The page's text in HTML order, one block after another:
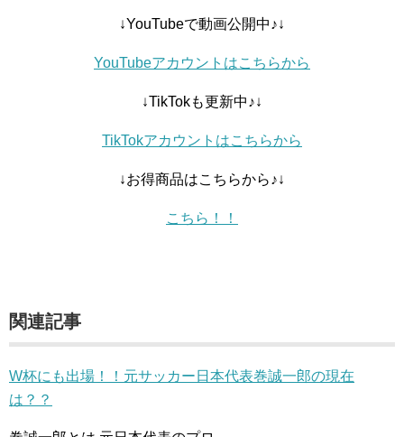
↓YouTubeで動画公開中♪↓
YouTubeアカウントはこちらから
↓TikTokも更新中♪↓
TikTokアカウントはこちらから
↓お得商品はこちらから♪↓
こちら！！
関連記事
W杯にも出場！！元サッカー日本代表巻誠一郎の現在
は？？